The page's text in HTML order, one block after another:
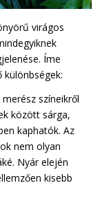
virágos
Íme
színeikről
között sárga,
kaphatók. Az
nem olyan
Nyár elején
kisebb